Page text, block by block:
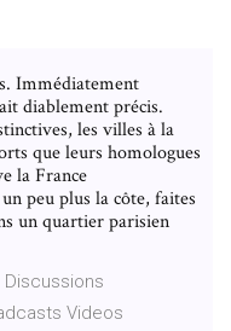
Immédiatement
diablement précis.
les villes à la
que leurs homologues
la France
peu plus la côte, faites
un quartier parisien
Discussions
Videos